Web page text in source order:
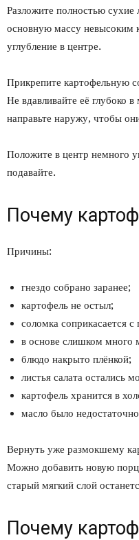
Разложите полностью сухие
основную массу невысоким
углубление в центре.
Прикрепите картофельную
Не вдавливайте её глубоко
направьте наружу, чтобы
Положите в центр немного
подавайте.
Почему
Причины:
гнездо собрано заранее;
картофель не остыл;
соломка соприкасается
в основе слишком много
блюдо накрыто плёнкой;
листья салата остались
картофель хранится в
масло было
Вернуть уже размокшему
Можно добавить новую
старый мягкий слой
Почему